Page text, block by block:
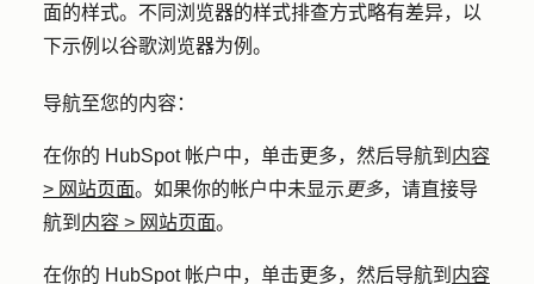
面的样式。不同浏览器的样式排查方式略有差异，以
下示例以谷歌浏览器为例。
导航至您的内容：
在你的 HubSpot 帐户中，单击更多，然后导航到 内容
> 网站页面。如果你的帐户中未显示 更多，请直接导
航到 内容 > 网站页面。
在你的 HubSpot 帐户中，单击更多，然后导航到 内容